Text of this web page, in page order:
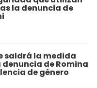
la denuncia de
saldrá la medida
de Romina
de género